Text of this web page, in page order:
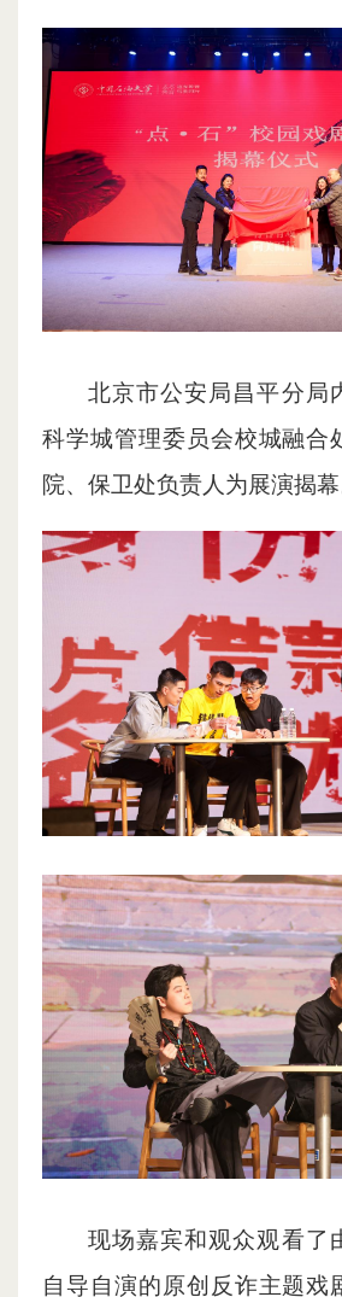
北京市公安局昌平分局
科学城管理委员会校城融合
院、保卫处负责人为展演揭幕
现场嘉宾和观众观看了
自导自演的原创反诈主题戏